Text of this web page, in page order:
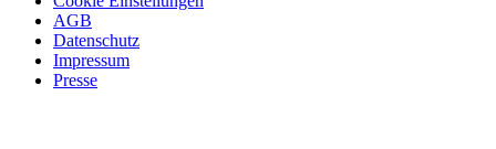
AGB
Datenschutz
Impressum
Presse